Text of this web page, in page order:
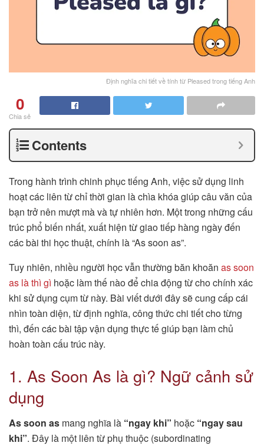
Định nghĩa chi tiết về tính từ Pleased trong tiếng Anh
0
Chia sẻ
Contents
Trong hành trình chinh phục tiếng Anh, việc sử dụng linh
hoạt các liên từ chỉ thời gian là chìa khóa giúp câu văn của
bạn trở nên mượt mà và tự nhiên hơn. Một trong những cấu
trúc phổ biến nhất, xuất hiện từ giao tiếp hàng ngày đến
các bài thi học thuật, chính là “As soon as”.
Tuy nhiên, nhiều người học vẫn thường băn khoăn as soon
as là thì gì hoặc làm thế nào để chia động từ cho chính xác
khi sử dụng cụm từ này. Bài viết dưới đây sẽ cung cấp cái
nhìn toàn diện, từ định nghĩa, công thức chi tiết cho từng
thì, đến các bài tập vận dụng thực tế giúp bạn làm chủ
hoàn toàn cấu trúc này.
1. As Soon As là gì? Ngữ cảnh sử
dụng
As soon as mang nghĩa là “ngay khi” hoặc “ngay sau
khi”. Đây là một liên từ phụ thuộc (subordinating